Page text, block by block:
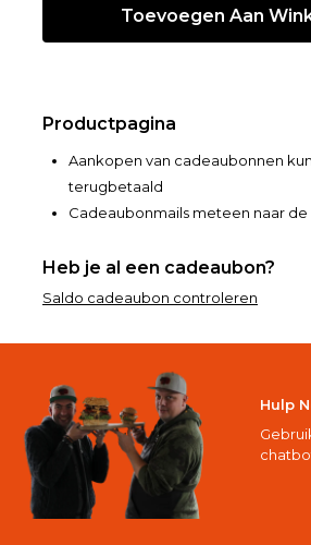
Productpagina
Aankopen van cadeaubonnen
terugbetaald
Cadeaubonmails meteen naar
Heb je al een cadeaubon?
Saldo cadeaubon controleren
Hulp